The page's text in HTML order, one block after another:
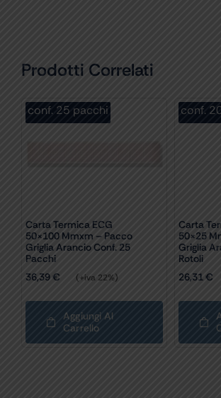
Prodotti Correlati
conf. 25 pacchi
Carta Termica ECG
50×100 Mmxm – Pacco
Griglia Arancio Conf. 25
Pacchi
36,39 € (+iva 22%)
Aggiungi Al
Carrello
conf.
Carta
50×25
Griglia
Rotoli
26,31€